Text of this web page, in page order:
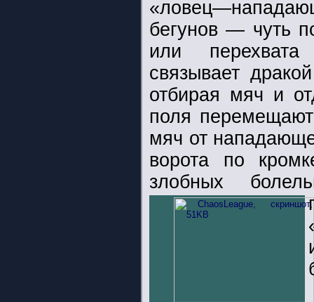
бегунов — чуть
или перехвата
связывает
отбирая мяч и
поля
мяч от
ворота по
злобных